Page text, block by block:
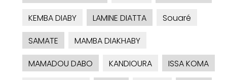
KEMBA DIABY
LAMINE DIATTA
Souaré
SAMATE
MAMBA DIAKHABY
MAMADOU DABO
KANDIOURA
ISSA KOMA